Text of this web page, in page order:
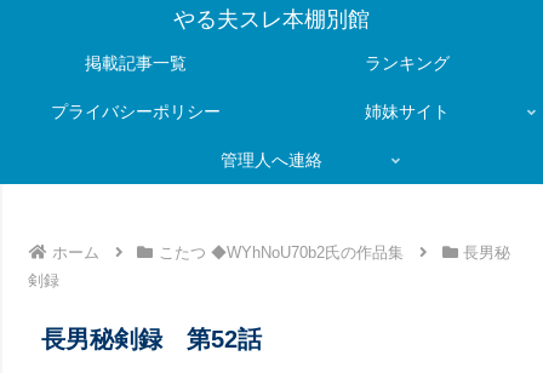
やる夫スレ本棚別館
掲載記事一覧 ランキング
プライバシーポリシー 姉妹サイト
管理人へ連絡
ホーム こたつ ◆WYhNoU70b2氏の作品集
長男秘
剣録
長男秘剣録 第52話